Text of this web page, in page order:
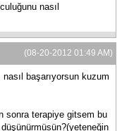
nasıl
(08-20-2012 01:49 AM)
başarıyorsun kuzum
sonra terapiye gitsem bu